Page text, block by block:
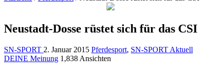
Neustadt-Dosse rüstet sich für das CSI
SN-SPORT 2. Januar 2015 Pferdesport, SN-SPORT Aktuell
DEINE Meinung 1,838 Ansichten